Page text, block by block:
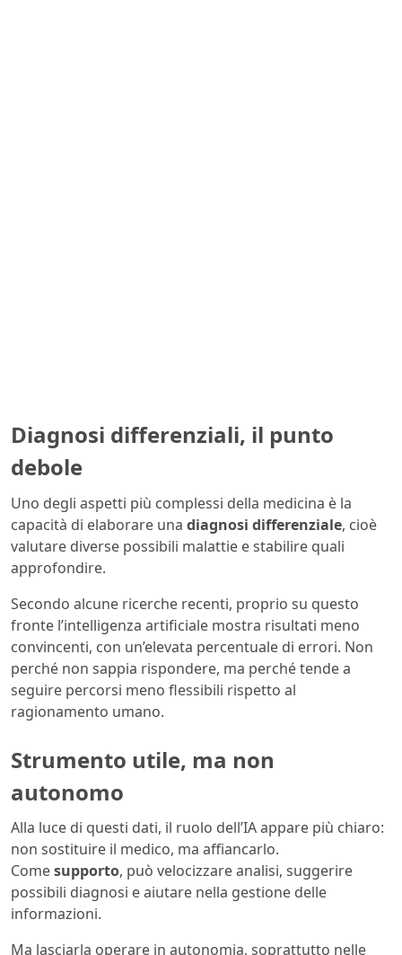
Diagnosi differenziali, il punto
debole
Uno degli aspetti più complessi della medicina è la
capacità di elaborare una diagnosi differenziale, cioè
valutare diverse possibili malattie e stabilire quali
approfondire.
Secondo alcune ricerche recenti, proprio su questo
fronte l’intelligenza artificiale mostra risultati meno
convincenti, con un’elevata percentuale di errori. Non
perché non sappia rispondere, ma perché tende a
seguire percorsi meno flessibili rispetto al
ragionamento umano.
Strumento utile, ma non
autonomo
Alla luce di questi dati, il ruolo dell’IA appare più chiaro:
non sostituire il medico, ma affiancarlo.
Comesupporto, può velocizzare analisi, suggerire
possibili diagnosi e aiutare nella gestione delle
informazioni.
Ma lasciarla operare in autonomia, soprattutto nelle